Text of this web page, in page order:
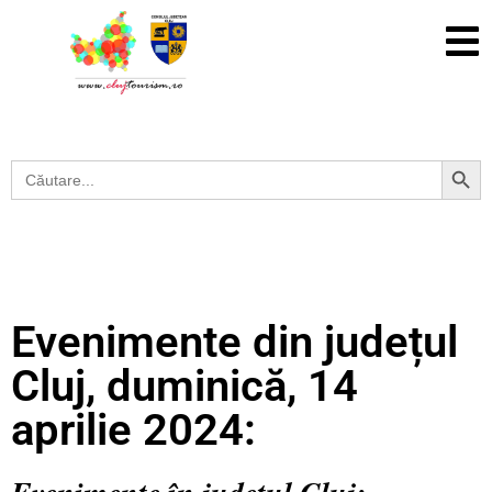
Search
for:
Search Button
Evenimente din județul
Cluj, duminică, 14
aprilie 2024: